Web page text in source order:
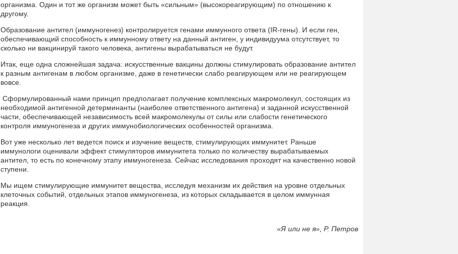
организма. Один и тот же организм может быть «сильным» (высокореагирующим) по отношению к
другому.
Образование антител (иммуногенез) контролируется генами иммунного ответа (IR-гены). И если ген,
обеспечивающий способность к иммунному ответу на данный антиген, у индивидуума отсутствует, то
сколько ни вакцинируй такого человека, антигены вырабатываться не будут.
Итак, еще одна сложнейшая задача: искусственные вакцины должны стимулировать образование антител
к разным антигенам в любом организме, даже в генетически слабо реагирующем или не реагирующем
вовсе.
Сформулированный нами принцип предполагает получение комплексных макромолекул, состоящих из
необходимой антигенной детерминанты (наиболее ответственного антигена) и заданной искусственной
части, обеспечивающей независимость всей макромолекулы от силы или слабости генетического
контроля иммуногенеза и других иммунобиологических особенностей организма.
Вот уже несколько лет ведется поиск и изучение веществ, стимулирующих иммунитет. Раньше
иммунологи оценивали эффект стимуляторов иммунитета только по количеству вырабатываемых
антител, то есть по конечному этапу иммуногенеза. Сейчас исследования проходят на качественно новой
ступени.
Мы ищем стимулирующие иммунитет вещества, исследуя механизм их действия на уровне отдельных
клеточных событий, отдельных этапов иммуногенеза, из которых складывается в целом иммунная
реакция.
«Я или не я», Р. Петров